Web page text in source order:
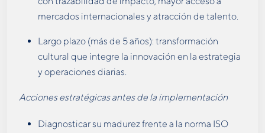
mercados internacionales y atracción de talento.
Largo plazo (más de 5 años): transformación
cultural que integre la innovación en la estrategia
y operaciones diarias.
Acciones estratégicas antes de la implementación
Diagnosticar su madurez frente a la norma ISO